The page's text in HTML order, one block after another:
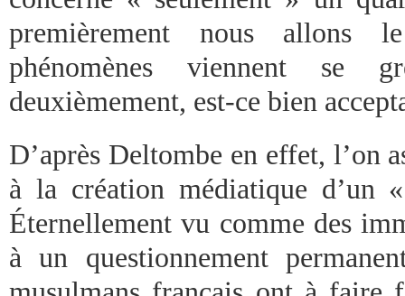
premièrement nous allons
phénomènes viennent se
deuxièmement, est-ce bien
D’après Deltombe en effet, l’on
à la création médiatique d’un
Éternellement vu comme des
à un questionnement